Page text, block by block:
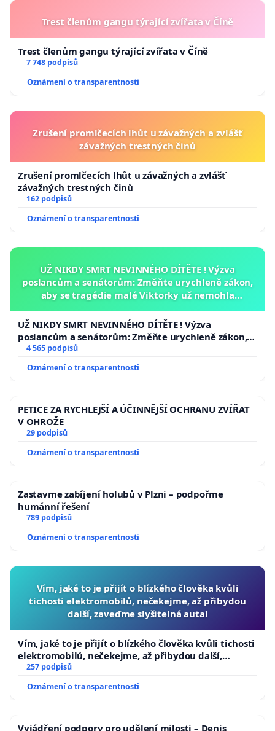
Trest členům gangu týrající zvířata v Číně
Trest členům gangu týrající zvířata v Číně
7 748 podpisů
Oznámení o transparentnosti
Zrušení promlčecích lhůt u závažných a zvlášť
závažných trestných činů
Zrušení promlčecích lhůt u závažných a zvlášť
závažných trestných činů
162 podpisů
Oznámení o transparentnosti
UŽ NIKDY SMRT NEVINNÉHO DÍTĚTE ! Výzva
poslancům a senátorům: Změňte urychleně zákon,
aby se tragédie malé Viktorky už nemohla
UŽ NIKDY SMRT NEVINNÉHO DÍTĚTE ! Výzva
poslancům a senátorům: Změňte urychleně zákon,
aby se tragédie malé Viktorky už nemohla opakovat!
4 565 podpisů
Oznámení o transparentnosti
PETICE ZA RYCHLEJŠÍ A ÚČINNĚJŠÍ OCHRANU ZVÍŘAT
V OHROŽE
29 podpisů
Oznámení o transparentnosti
Zastavme zabíjení holubů v Plzni – podpořme
humánní řešení
789 podpisů
Oznámení o transparentnosti
Vím, jaké to je přijít o blízkého člověka kvůli
tichosti elektromobilů, nečekejme, až přibydou
další, zaveďme slyšitelná auta!
Vím, jaké to je přijít o blízkého člověka kvůli tichosti
elektromobilů, nečekejme, až přibydou další,
zaveďme slyšitelná auta!
257 podpisů
Oznámení o transparentnosti
Vyjádření podpory pro udělení milosti – Denis